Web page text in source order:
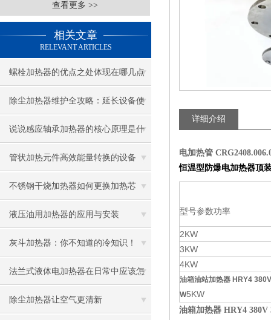
查看更多 >>
相关文章
RELEVANT ARTICLES
螺栓加热器的优点之处体现在哪几点
除尘加热器维护全攻略：延长设备使
用寿命
说说感应轴承加热器的核心原理是什
么呢
管状加热元件高效能量转换的设备
不锈钢干烧加热器如何更换加热芯
液压油用加热器的应用与安装
灰斗加热器：你不知道的冷知识！
法兰式液体电加热器在日常中应该怎
样维护保养呢
除尘加热器让空气更清新
详细介绍
电加热管
恒温型防爆电加热器顶
型号参数功率
2KW
3KW
4KW
油箱油站加热器 HRY4
W5KW
油箱加热器 HRY4 380V